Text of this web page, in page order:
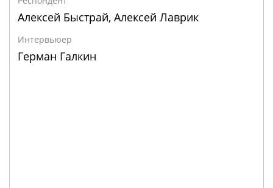
Алексей Быстрай, Алексей Лаврик
Интервьюер
Герман Галкин